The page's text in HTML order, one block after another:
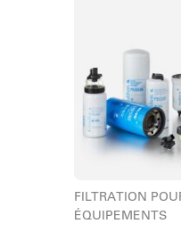
FILTRATION
ÉQUIPEMENTS